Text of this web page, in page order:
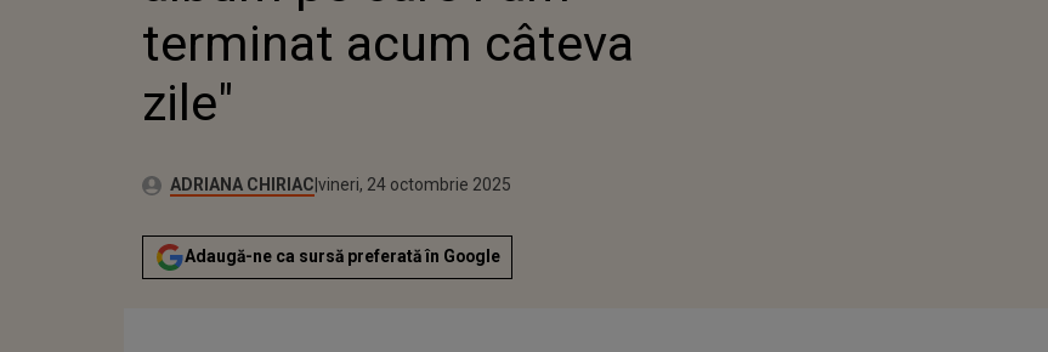
terminat acum câteva
zile"
Autor:ADRIANA CHIRIACPublicat:
vineri, 24 octombrie 2025
Actualizat:
vineri, 24 octombrie 2025
Adaugă-ne ca sursă preferată în Google